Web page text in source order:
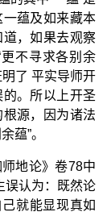
蕴及如来藏本
，如果去观察
不寻求各别余
了 平实导师开
。所以上开圣
源，因为诸法
蕴”。
地论》卷78中
误认为：既然论
就能显现真如